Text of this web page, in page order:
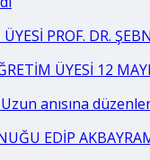
PROF. DR.
ÜYESİ 12
anısına
EDİP